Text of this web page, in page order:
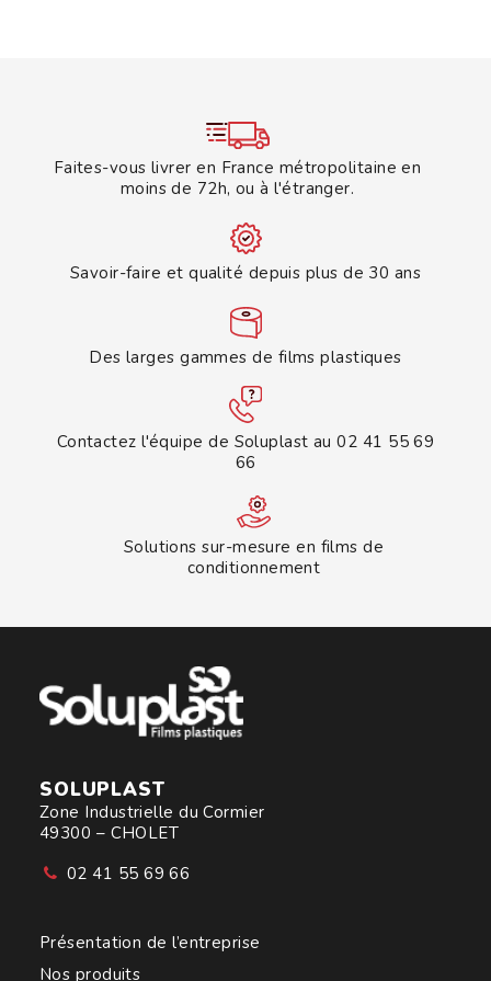
Faites-vous livrer en France métropolitaine en
moins de 72h, ou à l'étranger.
Savoir-faire et qualité depuis plus de 30 ans
Des larges gammes de films plastiques
Contactez l'équipe de Soluplast au 02 41 55 69
66
Solutions sur-mesure en films de
conditionnement
SOLUPLAST
Zone Industrielle du Cormier
49300 – CHOLET
02 41 55 69 66
Présentation de l’entreprise
Nos produits